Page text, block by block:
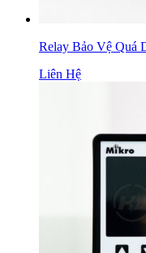
Relay Bảo Vệ Quá
Liên Hệ